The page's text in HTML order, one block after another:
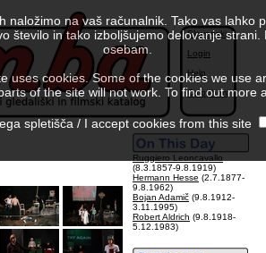
Slovenski
Login
Help
Colophon
Ruggiero Leoncavallo
(8.3.1857-9.8.1919)
Hermann Hesse (2.7.1877-
9.8.1962)
Bojan Adamič (9.8.1912-
3.11.1995)
Robert Aldrich (9.8.1918-
5.12.1983)
na vaš računalnik. Tako vas
število in tako izboljšujemo delovanje
osebam.
cookies. Some of the cookies we use
of the site will not work. To find out more
spletišča / I accept cookies from this site